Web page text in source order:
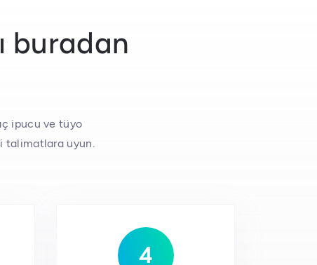
buradan
ipucu ve tüyo
talimatlara uyun.